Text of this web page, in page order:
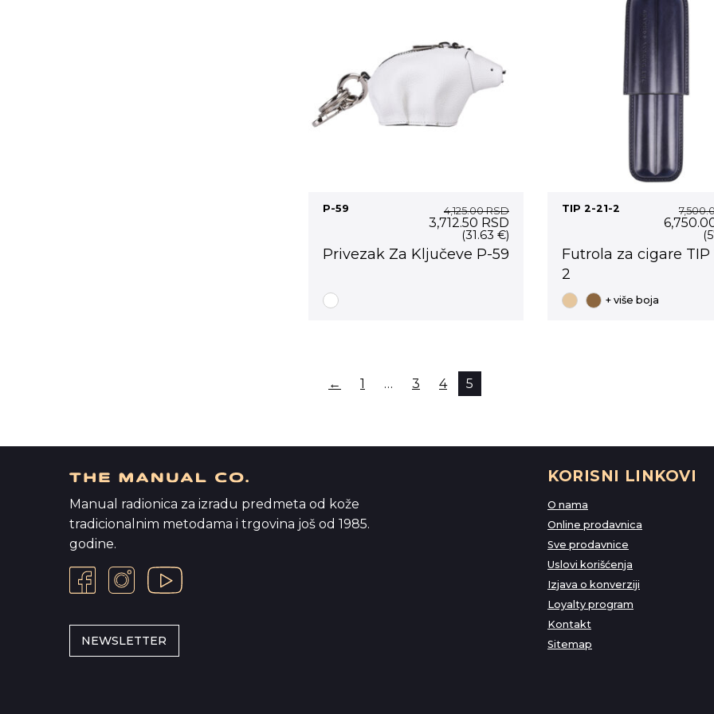
P-59 4,125.00RSD
Original
was:
4,125.00 RSD.
3,712.50 RSDCurrent
price
is:
3,712.50 RSD.
(31.63 €)
Privezak Za Ključeve P-59
TIP 2-21-2
Original
was:
Futrola za cigare TIP
2
+ više boja
← 1 … 3 4 5
Manual radionica za izradu predmeta od kože
tradicionalnim metodama i trgovina još od 1985.
godine.
NEWSLETTER
KORISNI LINKOVI
O nama
Online prodavnica
Sve prodavnice
Uslovi korišćenja
Izjava o konverziji
Loyalty program
Kontakt
Sitemap